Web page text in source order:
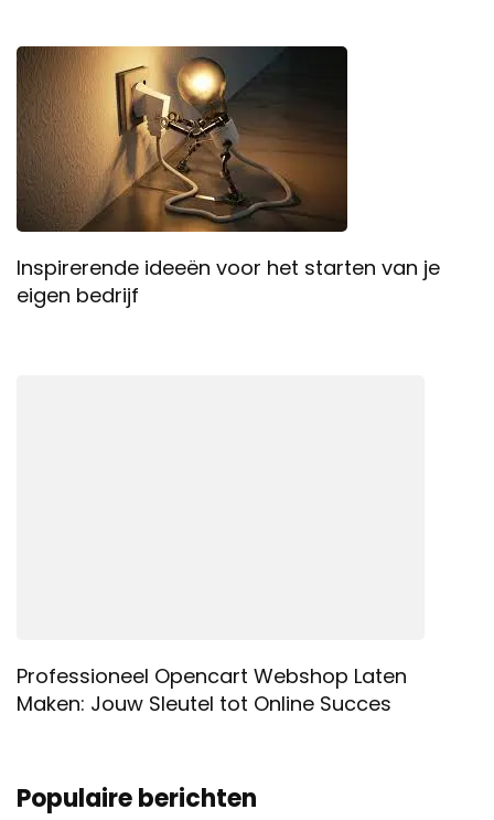
Inspirerende ideeën voor het starten van je
eigen bedrijf
Professioneel Opencart Webshop Laten
Maken: Jouw Sleutel tot Online Succes
Populaire berichten